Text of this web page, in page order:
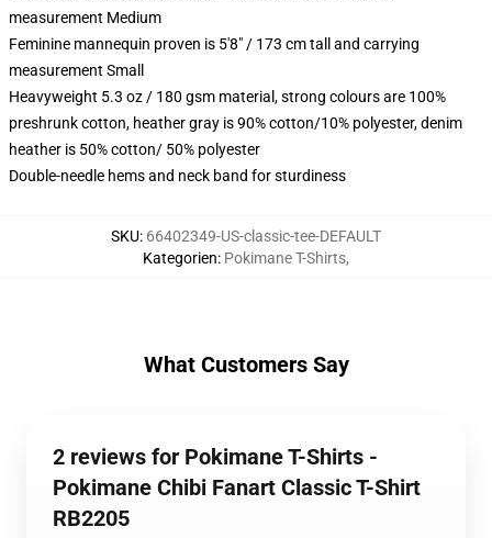
measurement Medium
Feminine mannequin proven is 5'8" / 173 cm tall and carrying
measurement Small
Heavyweight 5.3 oz / 180 gsm material, strong colours are 100%
preshrunk cotton, heather gray is 90% cotton/10% polyester, denim
heather is 50% cotton/ 50% polyester
Double-needle hems and neck band for sturdiness
SKU: 66402349-US-classic-tee-DEFAULT
Kategorien: Pokimane T-Shirts,
What Customers Say
2 reviews for Pokimane T-Shirts -
Pokimane Chibi Fanart Classic T-Shirt
RB2205